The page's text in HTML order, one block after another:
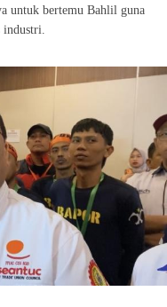
untuk bertemu Bahlil guna
industri.